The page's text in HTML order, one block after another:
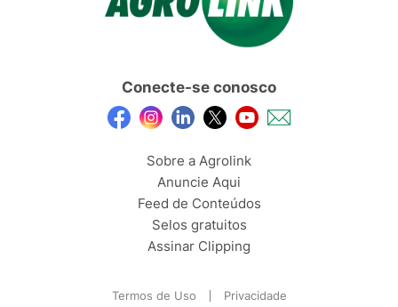
Conecte-se conosco
Sobre a Agrolink
Anuncie Aqui
Feed de Conteúdos
Selos gratuitos
Assinar Clipping
Termos de Uso Privacidade